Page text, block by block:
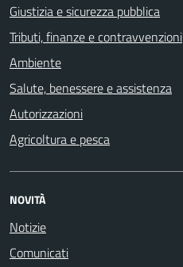
Giustizia e sicurezza pubblica
Tributi, finanze e contravvenzioni
Ambiente
Salute, benessere e assistenza
Autorizzazioni
Agricoltura e pesca
NOVITÀ
Notizie
Comunicati